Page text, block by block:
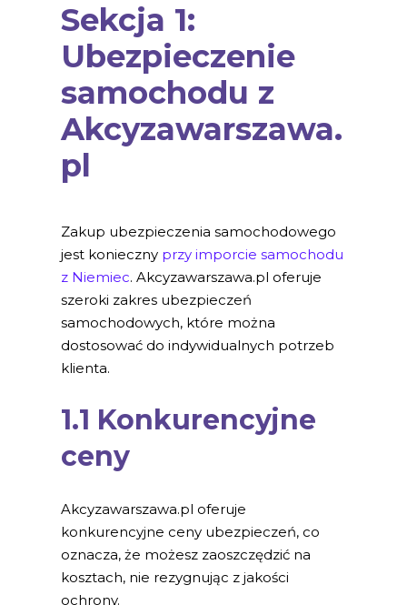
Sekcja 1:
Ubezpieczenie
samochodu z
Akcyzawarszawa.
pl
Zakup ubezpieczenia samochodowego
jest konieczny przy imporcie samochodu
z Niemiec. Akcyzawarszawa.pl oferuje
szeroki zakres ubezpieczeń
samochodowych, które można
dostosować do indywidualnych potrzeb
klienta.
1.1 Konkurencyjne
ceny
Akcyzawarszawa.pl oferuje
konkurencyjne ceny ubezpieczeń, co
oznacza, że możesz zaoszczędzić na
kosztach, nie rezygnując z jakości
ochrony.